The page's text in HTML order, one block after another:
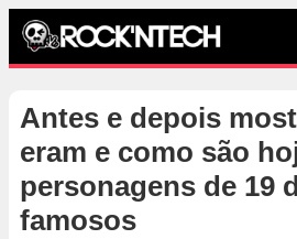
Antes e depois
eram e como são
personagens de 19
famosos